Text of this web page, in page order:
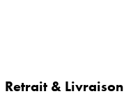
Retrait & Livraison